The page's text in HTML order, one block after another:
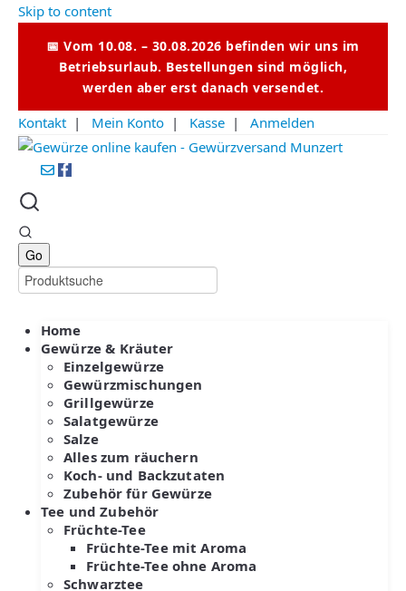
Skip to content
📅 Vom 10.08. – 30.08.2026 befinden wir uns im
Betriebsurlaub. Bestellungen sind möglich,
werden aber erst danach versendet.
Kontakt | Mein Konto | Kasse | Anmelden
Home
Gewürze & Kräuter
Einzelgewürze
Gewürzmischungen
Grillgewürze
Salatgewürze
Salze
Alles zum räuchern
Koch- und Backzutaten
Zubehör für Gewürze
Tee und Zubehör
Früchte-Tee
Früchte-Tee mit Aroma
Früchte-Tee ohne Aroma
Schwarztee